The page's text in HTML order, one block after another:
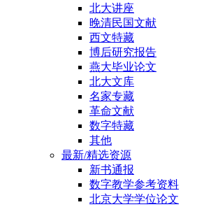
北大讲座
晚清民国文献
西文特藏
博后研究报告
燕大毕业论文
北大文库
名家专藏
革命文献
数字特藏
其他
最新/精选资源
新书通报
数字教学参考资料
北京大学学位论文